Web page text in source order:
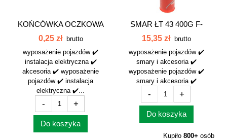
KOŃCÓWKA OCZKOWA
M 6-2.5 042315
0,25 zł brutto
wyposażenie pojazdów ✔️
instalacja elektryczna ✔️
akcesoria ✔️ wyposażenie
pojazdów ✔️ instalacja
elektryczna ✔️...
- +
Do koszyka
SMAR ŁT 43 400G F-
110448120600
15,35 zł brutto
wyposażenie pojazdów ✔️
smary i akcesoria ✔️
wyposażenie pojazdów ✔️
smary i akcesoria ✔️
- +
Do koszyka
Kupiło 800+ osób